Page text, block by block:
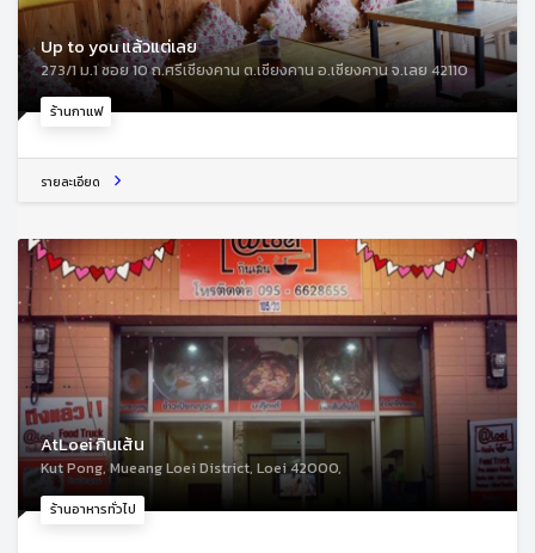
ร้านกาแฟ
Up to you แล้วแต่เลย
273/1 ม.1 ซอย 10 ถ.ศรีเชียงคาน ต.เชียงคาน อ.เชียงคาน จ.เลย 42110
รายละเอียด
ร้านอาหารทั่วไป
AtLoei กินเส้น
Kut Pong, Mueang Loei District, Loei 42000,